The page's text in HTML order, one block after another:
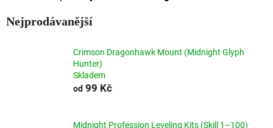
Nejprodávanější
Crimson Dragonhawk Mount (Midnight Glyph
Hunter)
Skladem
od 99 Kč
Midnight Profession Leveling Kits (Skill 1–100)